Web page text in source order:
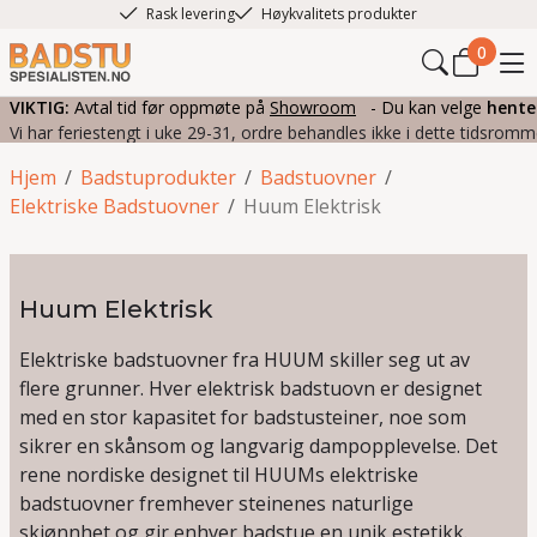
Rask levering Høykvalitets produkter
0
VIKTIG: Avtal tid før oppmøte på Showroom - Du kan velge
Vi har feriestengt i uke 29-31, ordre behandles ikke i dette
/
Hjem /
Badstuprodukter /
Badstuovner
/
Elektriske Badstuovner Huum Elektrisk
Huum Elektrisk
Elektriske badstuovner fra HUUM skiller seg ut av
flere grunner. Hver elektrisk badstuovn er designet
med en stor kapasitet for badstusteiner, noe som
sikrer en skånsom og langvarig dampopplevelse. Det
rene nordiske designet til HUUMs elektriske
badstuovner fremhever steinenes naturlige